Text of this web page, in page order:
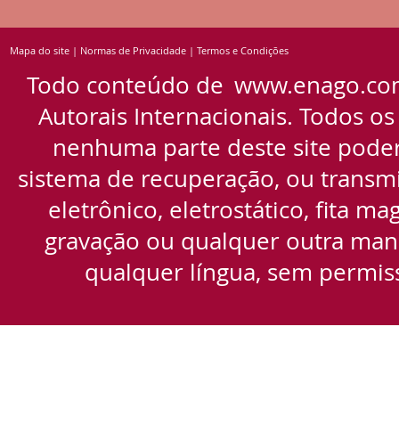
Mapa do site | Normas de Privacidade | Termos e Condições
Todo conteúdo de
Autorais Internacionais. Todos
nenhuma parte deste site
sistema de recuperação, ou
eletrônico, eletrostático, fita
gravação ou qualquer outra
qualquer língua, sem